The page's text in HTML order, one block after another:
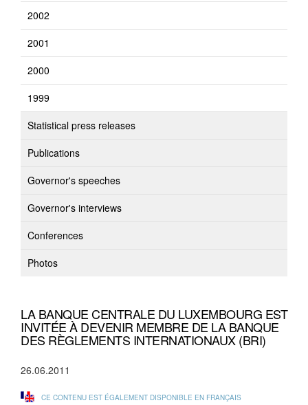
2002
2001
2000
1999
Statistical press releases
Publications
Governor's speeches
Governor's interviews
Conferences
Photos
LA BANQUE CENTRALE DU LUXEMBOURG EST
INVITÉE À DEVENIR MEMBRE DE LA BANQUE
DES RÈGLEMENTS INTERNATIONAUX (BRI)
26.06.2011
CE CONTENU EST ÉGALEMENT DISPONIBLE EN FRANÇAIS